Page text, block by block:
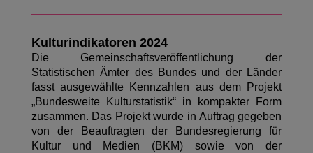
Kulturindikatoren 2024
Die Gemeinschaftsveröffentlichung der
Statistischen Ämter des Bundes und der Länder
fasst ausgewählte Kennzahlen aus dem Projekt
„Bundesweite Kulturstatistik“ in kompakter Form
zusammen. Das Projekt wurde in Auftrag gegeben
von der Beauftragten der Bundesregierung für
Kultur und Medien (BKM) sowie von der